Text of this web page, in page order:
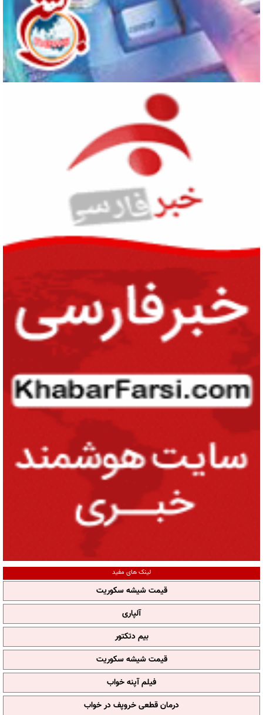
لینک های مفید
قیمت شیشه سکوریت
آلپاری
بیم دتکتور
قیمت شیشه سکوریت
فیلم آپنه خواب
درمان قطعی خروپف در خواب